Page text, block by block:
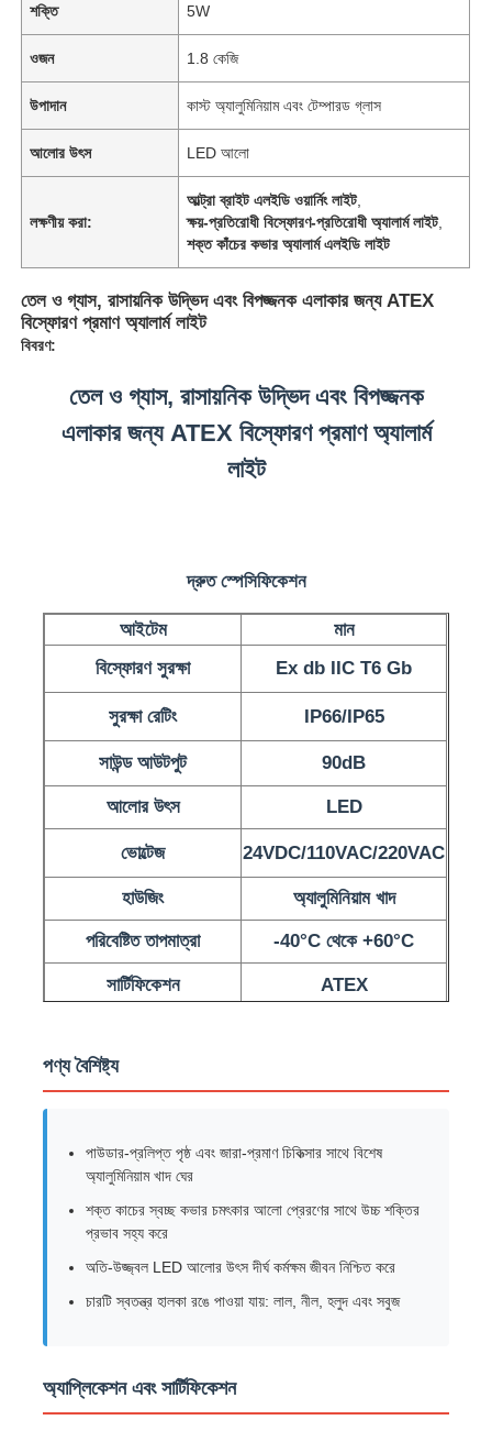
বাড়ি
আমাদের সম্পর্কে
কারখানা ভ্রমণ
মান নিয়ন্ত্রণ
আমাদের সাথে যোগাযোগ করুন
উদ্ধৃতির জন্য আবেদন
বিস্ফোরণ প্রমাণ আলো
বিস্ফোরণ প্রমাণ অ্যালার্ম লাইট
বিস্ফোরণ প্রমাণ পাখা
শক্তি 5W
ওজন 1.8 কেজি
উপাদান কাস্ট অ্যালুমিনিয়াম এবং টেম্পারড গ্লাস
আলোর উৎস LED আলো
লক্ষণীয় করা:
আল্ট্রা ব্রাইট এলইডি ওয়ার্নিং লাইট,
ক্ষয়-প্রতিরোধী বিস্ফোরণ-প্রতিরোধী অ্যালার্ম লাইট,
শক্ত কাঁচের কভার অ্যালার্ম এলইডি লাইট
তেল ও গ্যাস, রাসায়নিক উদ্ভিদ এবং বিপজ্জনক এলাকার জন্য ATEX
বিস্ফোরণ প্রমাণ অ্যালার্ম লাইট
বিবরণ:
তেল ও গ্যাস, রাসায়নিক উদ্ভিদ এবং বিপজ্জনক
এলাকার জন্য ATEX বিস্ফোরণ প্রমাণ অ্যালার্ম
লাইট
দ্রুত স্পেসিফিকেশন
আইটেম
মান
বিস্ফোরণ সুরক্ষা
Ex db IIC T6 Gb
সুরক্ষা রেটিং IP66/IP65
সাউন্ড আউটপুট 90dB
আলোর উৎস LED
ভোল্টেজ 24VDC/110VAC/220VAC
হাউজিং অ্যালুমিনিয়াম খাদ
পরিবেষ্টিত তাপমাত্রা -40°C থেকে +60°C
সার্টিফিকেশন ATEX
পণ্য বৈশিষ্ট্য
পাউডার-প্রলিপ্ত পৃষ্ঠ এবং জারা-প্রমাণ চিকিত্সার সাথে বিশেষ
অ্যালুমিনিয়াম খাদ ঘের
শক্ত কাচের স্বচ্ছ কভার চমৎকার আলো প্রেরণের সাথে উচ্চ শক্তির
প্রভাব সহ্য করে
অতি-উজ্জ্বল LED আলোর উৎস দীর্ঘ কর্মক্ষম জীবন নিশ্চিত করে
চারটি স্বতন্ত্র হালকা রঙে পাওয়া যায়: লাল, নীল, হলুদ এবং সবুজ
অ্যাপ্লিকেশন এবং সার্টিফিকেশন